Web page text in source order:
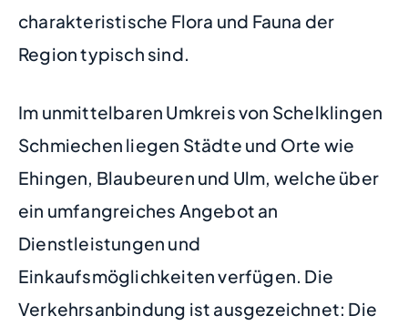
charakteristische Flora und Fauna der
Region typisch sind.
Im unmittelbaren Umkreis von Schelklingen
Schmiechen liegen Städte und Orte wie
Ehingen, Blaubeuren und Ulm, welche über
ein umfangreiches Angebot an
Dienstleistungen und
Einkaufsmöglichkeiten verfügen. Die
Verkehrsanbindung ist ausgezeichnet: Die